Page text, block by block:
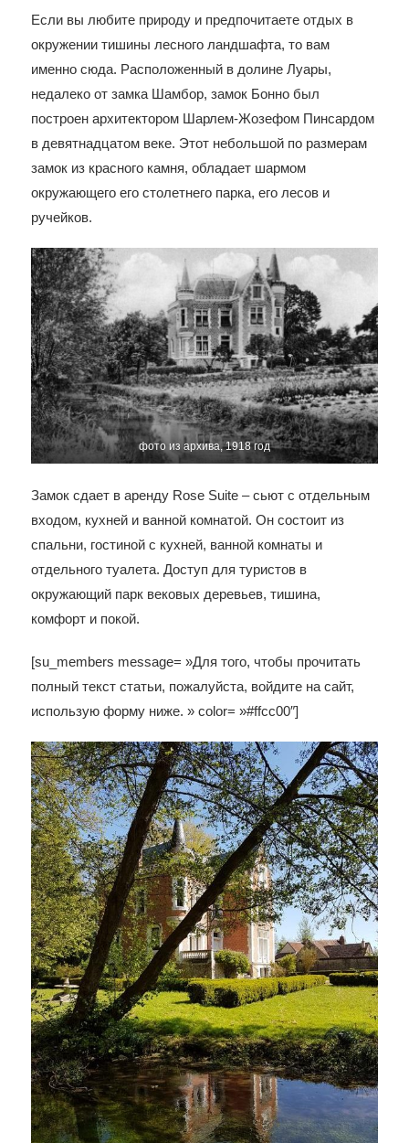
Если вы любите природу и предпочитаете отдых в
окружении тишины лесного ландшафта, то вам
именно сюда. Расположенный в долине Луары,
недалеко от замка Шамбор, замок Бонно был
построен архитектором Шарлем-Жозефом Пинсардом
в девятнадцатом веке. Этот небольшой по размерам
замок из красного камня, обладает шармом
окружающего его столетнего парка, его лесов и
ручейков.
фото из архива, 1918 год
Замок сдает в аренду Rose Suite – сьют с отдельным
входом, кухней и ванной комнатой. Он состоит из
спальни, гостиной с кухней, ванной комнаты и
отдельного туалета. Доступ для туристов в
окружающий парк вековых деревьев, тишина,
комфорт и покой.
[su_members message= »Для того, чтобы прочитать
полный текст статьи, пожалуйста, войдите на сайт,
использую форму ниже. » color= »#ffcc00″]